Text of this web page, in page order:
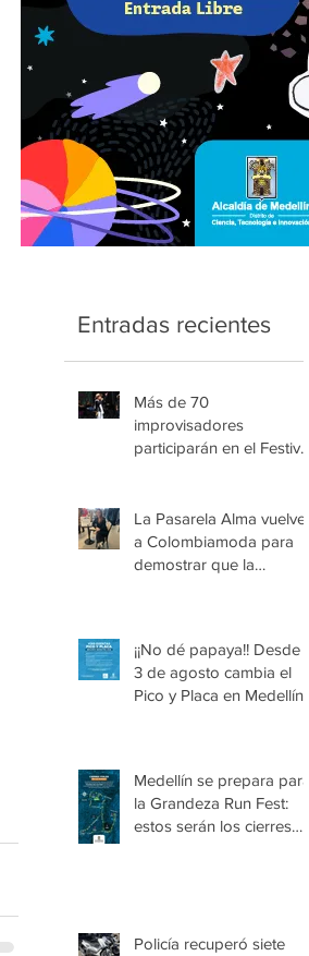
Entradas recientes
Más de 70
improvisadores
participarán en el Festival
La Pasarela Alma vuelve
a Colombiamoda para
demostrar que la
¡¡No dé papaya!! Desde el
3 de agosto cambia el
Pico y Placa en Medellín
Medellín se prepara para
la Grandeza Run Fest:
estos serán los cierres
Policía recuperó siete